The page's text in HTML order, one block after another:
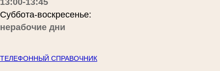
13:00-13:45
Суббота-воскресенье:
нерабочие дни
ТЕЛЕФОННЫЙ СПРАВОЧНИК